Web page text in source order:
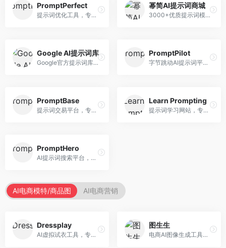
PromptPerfect
提示词优化工具，专注于提示词质量提升。面向AI用户，提供提示词优化、效果测试、版本对比等服务，提示词优化专业。
幂简AI提示词商城
3000+优质提示词模板平台，专注于中文提示词。面向中文AI用户，提供提示词模板、分类检索、一键使用等服务，中文提示词丰富。
Google AI提示词库
Google官方提示词库，专注于Gemini模型优化。面向开发者，提供官方提示词指南、最佳实践、示例代码等资源，权威性强。
PromptPilot
字节跳动AI提示词平台，专注于提示词优化与管理。面向AI用户，提供提示词优化、效果测试、团队协作等服务，企业级功能完善。
PromptBase
提示词交易平台，专注于高质量提示词买卖。面向AI创作者，提供提示词交易、模板购买、创作者收益等服务，提示词质量高。
Learn Prompting
提示词学习网站，专注于提示词工程教育。面向AI学习者，提供提示词教程、最佳实践、案例研究等资源，教学内容系统。
PromptHero
AI提示词搜索平台，整合多种AI工具提示词资源。面向AI创作者，提供提示词搜索、模板库、社区分享等服务，提示词资源丰富。
AI电商模特/商品图 AI电商营销
Dressplay
AI虚拟试衣工具，专注于服装电商体验。面向服装电商，提供虚拟试穿、尺码推荐、穿搭建议等服务，试衣体验真实。
图生生
电商AI图像生成工具，专注于商品图创作。面向电商卖家，提供商品图生成、背景替换、批量处理等服务，商品图质量高。